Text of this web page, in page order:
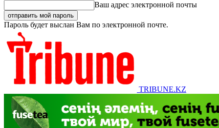
Ваш адрес электронной почты
Пароль будет выслан Вам по электронной почте.
TRIBUNE.KZ